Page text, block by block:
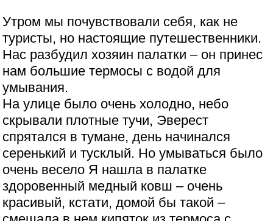
Утром мы почувствовали себя, как не
туристы, но настоящие путешественники.
Нас разбудил хозяин палатки – он принес
нам большие термосы с водой для
умывания.
На улице было очень холодно, небо
скрывали плотные тучи, Эверест
спрятался в тумане, день начинался
серенький и тусклый. Но умываться было
очень весело Я нашла в палатке
здоровенный медный ковш – очень
красивый, кстати, домой бы такой –